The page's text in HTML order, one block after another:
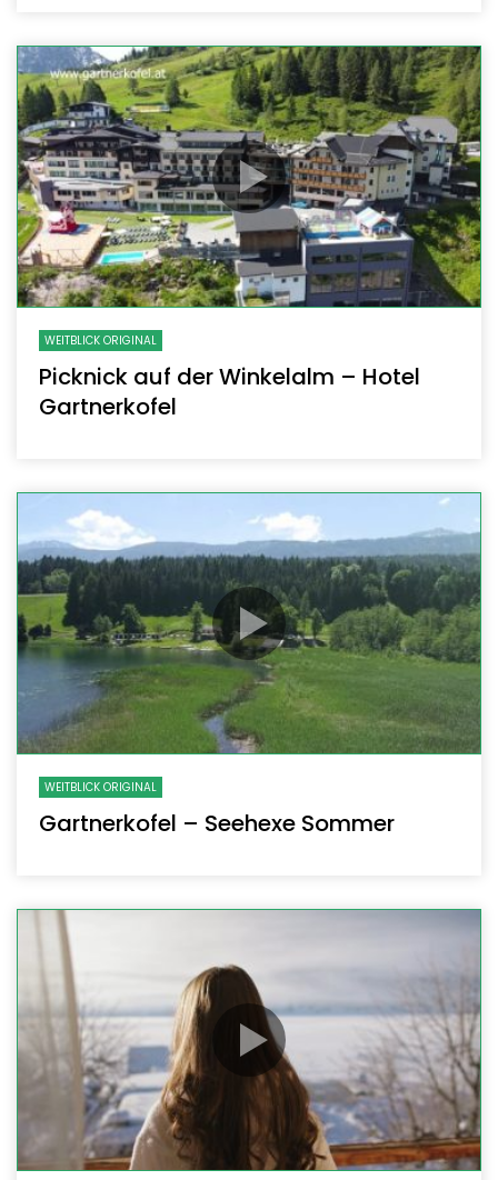
WEITBLICK ORIGINAL
Picknick auf der Winkelalm – Hotel
Gartnerkofel
WEITBLICK ORIGINAL
Gartnerkofel – Seehexe Sommer